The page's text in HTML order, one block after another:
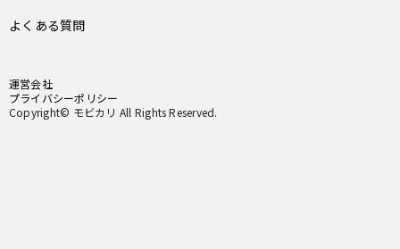
よくある質問
運営会社
プライバシーポリシー
Copyright© モビカリ All Rights Reserved.